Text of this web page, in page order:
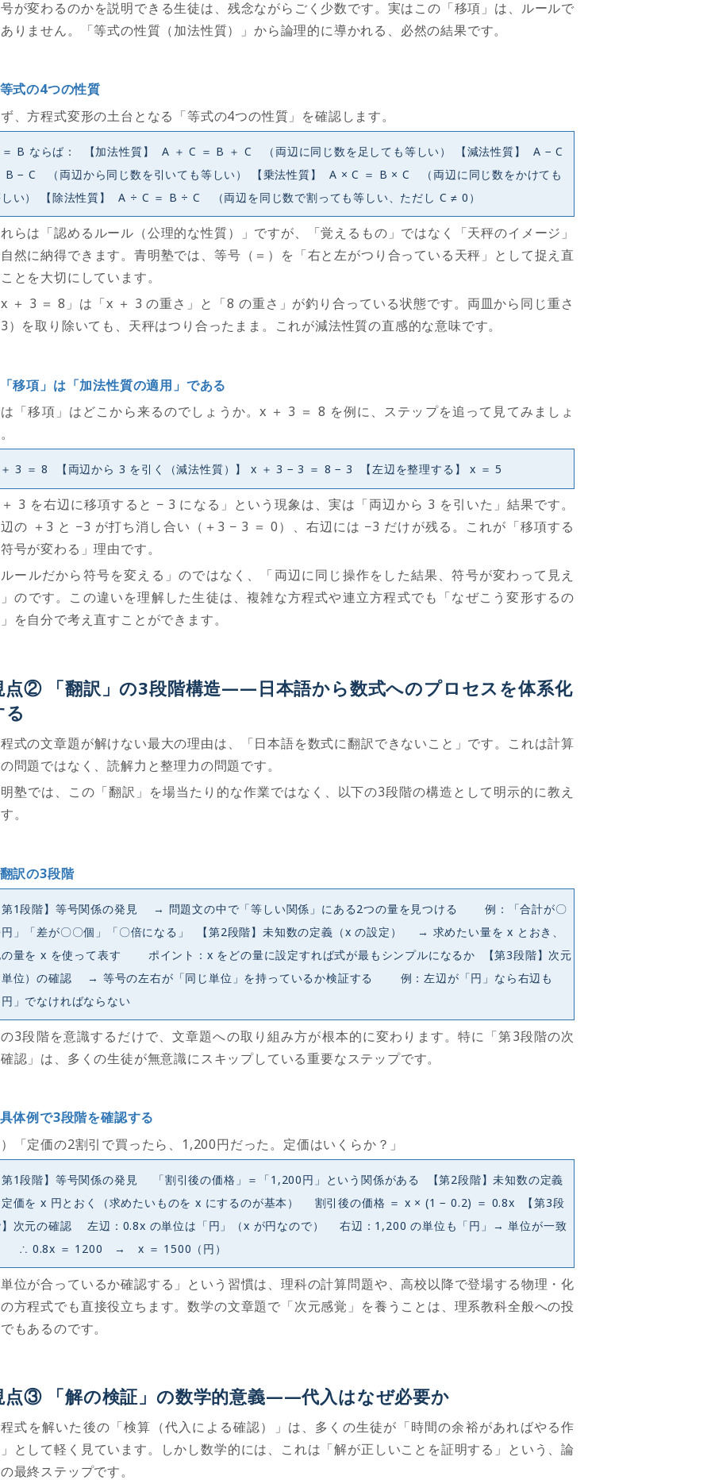
が変わるのかを説明できる生徒は、残念ながらごく少数です。実はこの「移項」は、ルールで
りません。「等式の性質（加法性質）」から論理的に導かれる、必然の結果です。
等式の4つの性質
、方程式変形の土台となる「等式の4つの性質」を確認します。
＝ B ならば： 【加法性質】 A ＋ C ＝ B ＋ C （両辺に同じ数を足しても等しい） 【減法性質】 A − C
B − C （両辺から同じ数を引いても等しい） 【乗法性質】 A × C ＝ B × C （両辺に同じ数をかけても
い） 【除法性質】 A ÷ C ＝ B ÷ C （両辺を同じ数で割っても等しい、ただし C ≠ 0）
らは「認めるルール（公理的な性質）」ですが、「覚えるもの」ではなく「天秤のイメージ」
然に納得できます。青明塾では、等号（＝）を「右と左がつり合っている天秤」として捉え直
とを大切にしています。
x ＋ 3 ＝ 8 」は「x ＋ 3の重さ」と「8 の重さ」が釣り合っている状態です。両皿から同じ重さ
3）を取り除いても、天秤はつり合ったまま。これが減法性質の直感的な意味です。
「移項」は「加法性質の適用」である
「移項」はどこから来るのでしょうか。x ＋ 3 ＝ 8 を例に、ステップを追って見てみましょ
＋ 3 ＝ 8 【両辺から 3 を引く（減法性質）】 x ＋ 3 − 3 ＝ 8 − 3 【左辺を整理する】 x ＝ 5
3 を右辺に移項すると − 3 になる」という現象は、実は「両辺から 3 を引いた」結果です。
の ＋ 3 と −3 が打ち消し合い（＋ 3 − 3 ＝ 0）、右辺には −3 だけが残る。これが「移項する
号が変わる」理由です。
ールだから符号を変える」のではなく、「両辺に同じ操作をした結果、符号が変わって見え
のです。この違いを理解した生徒は、複雑な方程式や連立方程式でも「なぜこう変形するの
を自分で考え直すことができます。
点② 「翻訳」の3段階構造——日本語から数式へのプロセスを体系化
る
式の文章題が解けない最大の理由は、「日本語を数式に翻訳できないこと」です。これは計算
問題ではなく、読解力と整理力の問題です。
塾では、この「翻訳」を場当たり的な作業ではなく、以下の3段階の構造として明示的に教え
。
翻訳の3段階
1段階】等号関係の発見 → 問題文の中で「等しい関係」にある2つの量を見つける 例：「合計が〇
」「差が〇〇個」「〇倍になる」 【第2段階】未知数の定義（x の設定） → 求めたい量を x とおき、
量を x を使って表す ポイント：x をどの量に設定すれば式が最もシンプルになるか 【第3段階】次元
位）の確認 → 等号の左右が「同じ単位」を持っているか検証する 例：左辺が「円」なら右辺も
」でなければならない
3段階を意識するだけで、文章題への取り組み方が根本的に変わります。特に「第3段階の次
認」は、多くの生徒が無意識にスキップしている重要なステップです。
具体例で3段階を確認する
「定価の2割引で買ったら、 1,200円だった。定価はいくらか？」
1段階】等号関係の発見 「割引後の価格」＝「1,200円」という関係がある 【第2段階】未知数の定義
を x 円とおく（求めたいものを x にするのが基本） 割引後の価格 ＝ x × (1 − 0.2) ＝ 0.8x 【第3段
次元の確認 左辺：0.8x の単位は「円」（x が円なので） 右辺：1,200 の単位も「円」→ 単位が一致
0.8x ＝ 1200 → x ＝ 1500（円）
位が合っているか確認する」という習慣は、理科の計算問題や、高校以降で登場する物理・化
方程式でも直接役立ちます。数学の文章題で「次元感覚」を養うことは、理系教科全般への投
もあるのです。
点③ 「解の検証」の数学的意義——代入はなぜ必要か
式を解いた後の「検算（代入による確認）」は、多くの生徒が「時間の余裕があればやる作
として軽く見ています。しかし数学的には、これは「解が正しいことを証明する」という、論
最終ステップです。